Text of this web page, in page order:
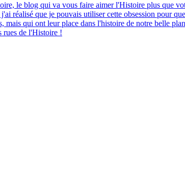
le blog qui va vous faire aimer l'Histoire plus que
réalisé que je pouvais utiliser cette obsession pour
mais qui ont leur place dans l'histoire de notre belle
rues de l'Histoire !